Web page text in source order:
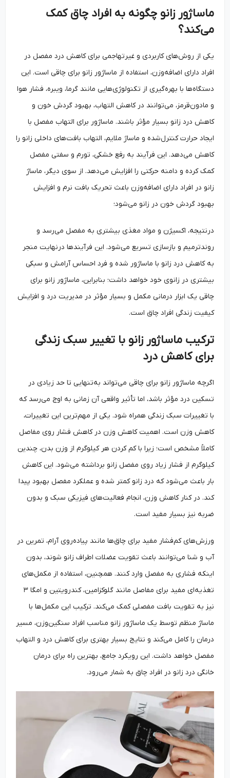
ماساژور زانو چگونه به افراد چاق کمک
می‌کند؟
یکی از روش‌های کاربردی و غیرتهاجمی برای کاهش درد مفصل در
افراد دارای اضافه‌وزن، استفاده از ماساژور زانو برای چاقی است. این
دستگاه‌ها با بهره‌گیری از تکنولوژی‌هایی مانند گرما، ویبره، فشار هوا
و مادون‌قرمز، می‌توانند در کاهش التهاب، بهبود گردش خون و
کاهش درد زانو بسیار مؤثر باشند. ماساژور برای التهاب مفصل با
ایجاد حرارت کنترل‌شده و ماساژ ملایم، التهاب بافت‌های داخلی زانو را
کاهش می‌دهد. این فرآیند به رفع خشکی، تورم و سفتی مفصل
کمک کرده و دامنه حرکتی را افزایش می‌دهد. از سوی دیگر، ماساژ
زانو در افراد دارای اضافه‌وزن باعث تحریک بافت نرم و افزایش
بهبود گردش خون در زانو می‌شود؛
درنتیجه، اکسیژن و مواد مغذی بیشتری به مفصل می‌رسد و
روندترمیم و بازسازی تسریع می‌شود. این فرآیندها درنهایت منجر
به کاهش درد زانو با ماساژور شده و فرد احساس آرامش و سبکی
بیشتری در زانوی خود خواهد داشت؛ بنابراین، ماساژور زانو برای
چاقی یک ابزار درمانی مکمل و بسیار مؤثر در مدیریت درد و افزایش
کیفیت زندگی افراد چاق است.
ترکیب ماساژور زانو با تغییر سبک زندگی
برای کاهش درد
اگرچه ماساژور زانو برای چاقی می‌تواند به‌تنهایی تا حد زیادی در
تسکین درد مؤثر باشد، اما تأثیر واقعی آن زمانی به اوج می‌رسد که
با تغییرات سبک زندگی همراه شود. یکی از مهم‌ترین این تغییرات،
کاهش وزن است. اهمیت کاهش وزن در کاهش فشار روی مفاصل
کاملاً مشخص است؛ زیرا با کم کردن هر کیلوگرم از وزن بدن، چندین
کیلوگرم از فشار زیاد روی مفصل زانو برداشته می‌شود. این کاهش
بار باعث می‌شود که درد زانو کمتر شده و عملکرد مفصل بهبود پیدا
کند. در کنار کاهش وزن، انجام فعالیت‌های فیزیکی سبک و بدون
ضربه نیز بسیار مفید است.
ورزش‌های کم‌فشار مفید برای چاق‌ها مانند پیاده‌روی آرام، تمرین در
آب و شنا می‌توانند باعث تقویت عضلات اطراف زانو شوند، بدون
اینکه فشاری به مفصل وارد کنند. همچنین، استفاده از مکمل‌های
تغذیه‌ای مفید برای مفاصل مانند گلوکزامین، کندرویتین و امگا ۳
نیز به تقویت بافت مفصلی کمک می‌کند. ترکیب این مکمل‌ها با
ماساژ منظم توسط یک ماساژور زانو مناسب افراد سنگین‌وزن، مسیر
درمان را کامل می‌کند و نتایج بسیار بهتری برای کاهش درد و التهاب
مفصل خواهد داشت. این رویکرد جامع، بهترین راه برای درمان
خانگی درد زانو در افراد چاق به شمار می‌رود.